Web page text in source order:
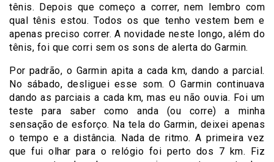
tênis. Depois que começo a correr, nem lembro com
qual tênis estou. Todos os que tenho vestem bem e
apenas preciso correr. A novidade neste longo, além do
tênis, foi que corri sem os sons de alerta do Garmin.
Por padrão, o Garmin apita a cada km, dando a parcial.
No sábado, desliguei esse som. O Garmin continuava
dando as parciais a cada km, mas eu não ouvia. Foi um
teste para saber como anda (ou corre) a minha
sensação de esforço. Na tela do Garmin, deixei apenas
o tempo e a distância. Nada de ritmo. A primeira vez
que fui olhar para o relógio foi perto dos 7 km. Fiz